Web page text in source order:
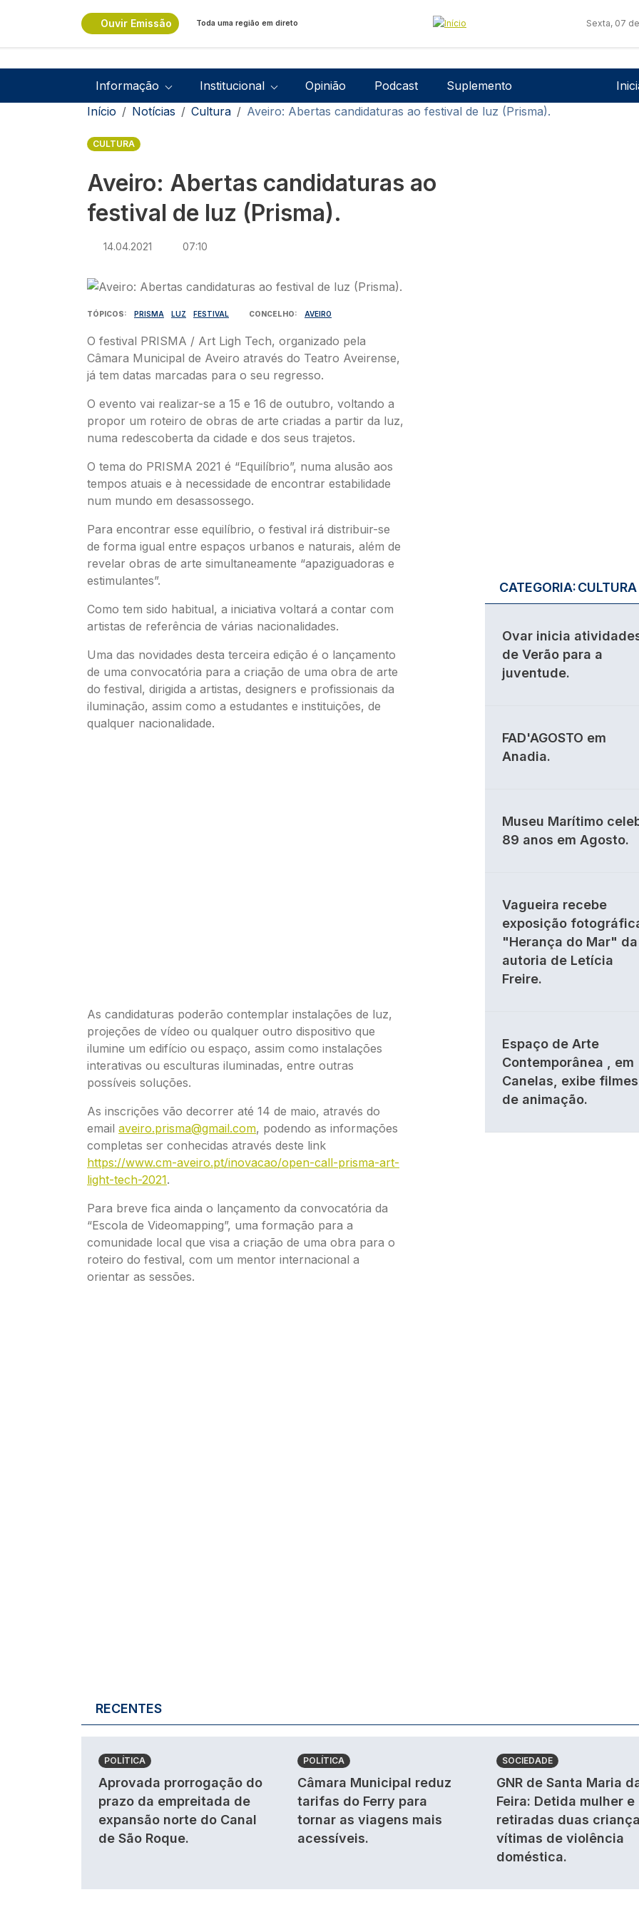
Ouvir Emissão Toda uma região em direto Sexta, 07
Navegação principal
Informação Institucional Opinião Podcast Suplemento
Navegação estrutural
Início Notícias Cultura Aveiro: Abertas candidaturas ao festival de luz (Prisma).
CULTURA
Aveiro: Abertas candidaturas ao
festival de luz (Prisma).
14.04.2021 07:10
Imagem
TÓPICOS PRISMA LUZ FESTIVAL CONCELHO AVEIRO
O festival PRISMA / Art Ligh Tech, organizado pela
Câmara Municipal de Aveiro através do Teatro Aveirense,
já tem datas marcadas para o seu regresso.
O evento vai realizar-se a 15 e 16 de outubro, voltando a
propor um roteiro de obras de arte criadas a partir da luz,
numa redescoberta da cidade e dos seus trajetos.
O tema do PRISMA 2021 é “Equilíbrio”, numa alusão aos
tempos atuais e à necessidade de encontrar estabilidade
num mundo em desassossego.
Para encontrar esse equilíbrio, o festival irá distribuir-se
de forma igual entre espaços urbanos e naturais, além de
revelar obras de arte simultaneamente “apaziguadoras e
estimulantes”.
Como tem sido habitual, a iniciativa voltará a contar com
artistas de referência de várias nacionalidades.
Uma das novidades desta terceira edição é o lançamento
de uma convocatória para a criação de uma obra de arte
do festival, dirigida a artistas, designers e profissionais da
iluminação, assim como a estudantes e instituições, de
qualquer nacionalidade.
As candidaturas poderão contemplar instalações de luz,
projeções de vídeo ou qualquer outro dispositivo que
ilumine um edifício ou espaço, assim como instalações
interativas ou esculturas iluminadas, entre outras
possíveis soluções.
As inscrições vão decorrer até 14 de maio, através do
email aveiro.prisma@gmail.com, podendo as informações
completas ser conhecidas através deste link
https://www.cm-aveiro.pt/inovacao/open-call-prisma-art-
light-tech-2021.
Para breve fica ainda o lançamento da convocatória da
“Escola de Videomapping”, uma formação para a
comunidade local que visa a criação de uma obra para o
roteiro do festival, com um mentor internacional a
orientar as sessões.
CATEGORIA:CULTURA
Ovar inicia
de Verão para a
juventude.
FAD'AGOSTO em
Anadia.
Museu Marítimo
89 anos em Agosto.
Vagueira recebe
exposição
"Herança do Mar" da
autoria de Letícia
Freire.
Espaço de Arte
Contemporânea , em
Canelas, exibe filmes
de animação.
RECENTES
POLÍTICA
Aprovada prorrogação do
prazo da empreitada de
expansão norte do Canal
de São Roque.
POLÍTICA
Câmara Municipal reduz
tarifas do Ferry para
tornar as viagens mais
acessíveis.
SOCIEDADE
GNR de Santa Maria
Feira: Detida mulher e
retiradas duas
vítimas de violência
doméstica.